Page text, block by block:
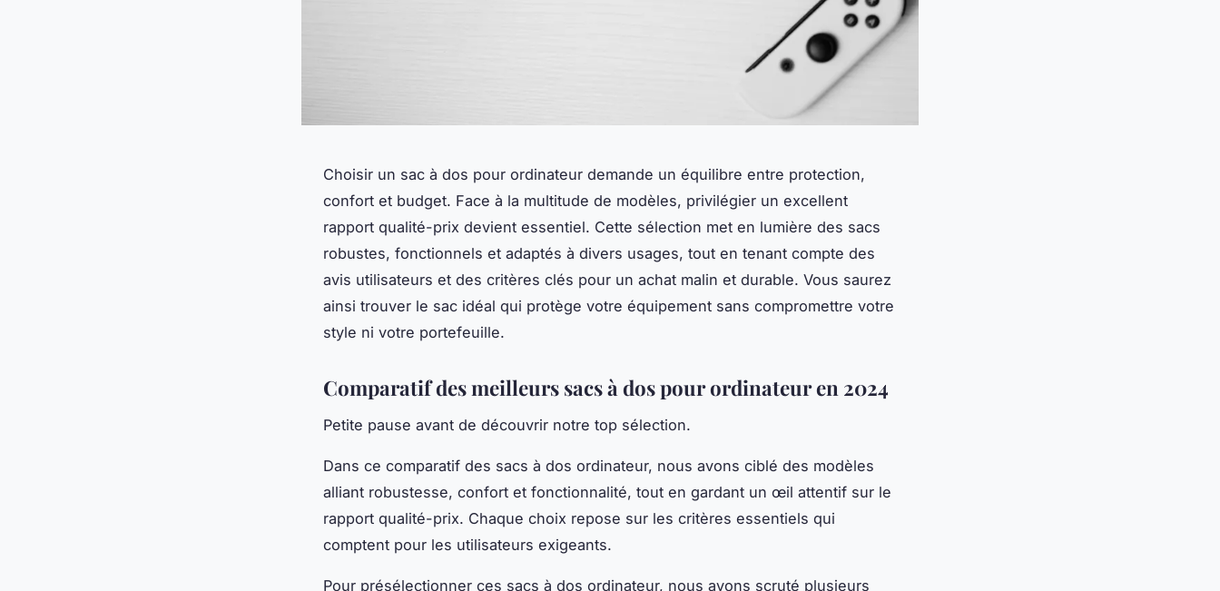
Choisir un sac à dos pour ordinateur demande un équilibre entre protection,
confort et budget. Face à la multitude de modèles, privilégier un excellent
rapport qualité-prix devient essentiel. Cette sélection met en lumière des sacs
robustes, fonctionnels et adaptés à divers usages, tout en tenant compte des
avis utilisateurs et des critères clés pour un achat malin et durable. Vous saurez
ainsi trouver le sac idéal qui protège votre équipement sans compromettre votre
style ni votre portefeuille.
Comparatif des meilleurs sacs à dos pour ordinateur en 2024
Petite pause avant de découvrir notre top sélection.
Dans ce comparatif des sacs à dos ordinateur, nous avons ciblé des modèles
alliant robustesse, confort et fonctionnalité, tout en gardant un œil attentif sur le
rapport qualité-prix. Chaque choix repose sur les critères essentiels qui
comptent pour les utilisateurs exigeants.
Pour présélectionner ces sacs à dos ordinateur, nous avons scruté plusieurs